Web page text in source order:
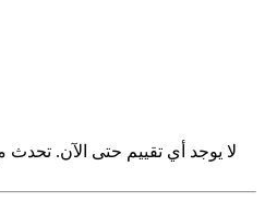
لا يوجد أي تقييم حتى الآن.